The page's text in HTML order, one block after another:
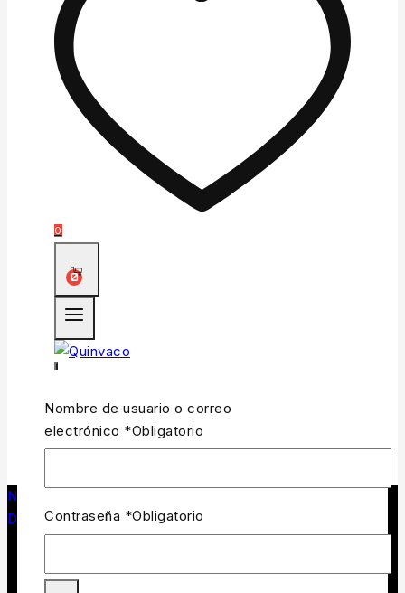
0
0
Navegando en
DEPREDADORES / Señuelo Valleyhill Indy Stick-11
Nombre de usuario o correo
electrónico *Obligatorio
Contraseña *Obligatorio